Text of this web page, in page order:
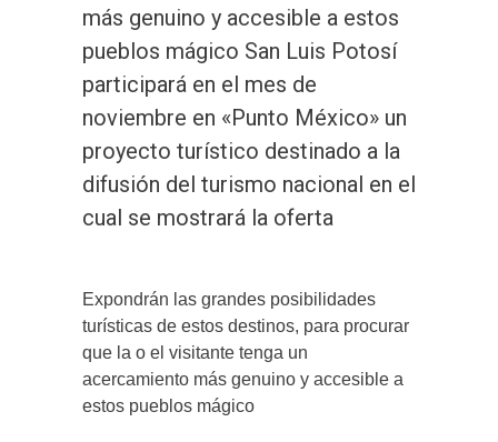
más genuino y accesible a estos
pueblos mágico San Luis Potosí
participará en el mes de
noviembre en «Punto México» un
proyecto turístico destinado a la
difusión del turismo nacional en el
cual se mostrará la oferta
Expondrán las grandes posibilidades
turísticas de estos destinos, para procurar
que la o el visitante tenga un
acercamiento más genuino y accesible a
estos pueblos mágico